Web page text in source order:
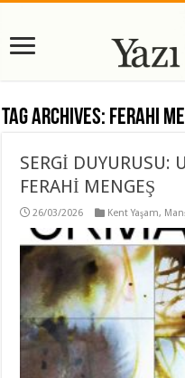
Tag Archives: Ferahi
SERGİ
FERAHİ MENGEŞ
26/03/2026 Kent Yaşam,